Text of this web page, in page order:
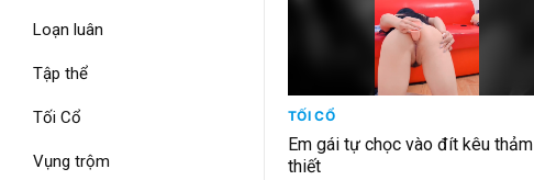
Loạn luân
Tập thể
Tối Cổ
Vụng trộm
TỐI CỔ
Em gái tự chọc vào đít kêu thảm
thiết